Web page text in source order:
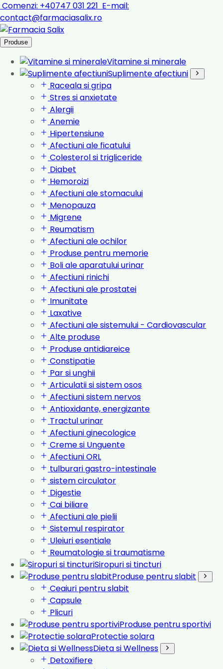
Comenzi: +40747 031 221 E-mail:
contact@farmaciasalix.ro
Produse
Vitamine si minerale
Suplimente afectiuni
Raceala si gripa
Stres si anxietate
Alergii
Anemie
Hipertensiune
Afectiuni ale ficatului
Colesterol si trigliceride
Diabet
Hemoroizi
Afectiuni ale stomacului
Menopauza
Migrene
Reumatism
Afectiuni ale ochilor
Produse pentru memorie
Boli ale aparatului urinar
Afectiuni rinichi
Afectiuni ale prostatei
Imunitate
Laxative
Afectiuni ale sistemului - Cardiovascular
Alte produse
Produse antidiareice
Constipatie
Par si unghii
Articulatii si sistem osos
Afectiuni sistem nervos
Antioxidante, energizante
Tractul urinar
Afectiuni ginecologice
Creme si Unguente
Afectiuni ORL
tulburari gastro-intestinale
sistem circulator
Digestie
Cai biliare
Afectiuni ale pielii
Sistemul respirator
Uleiuri esentiale
Reumatologie si traumatisme
Siropuri si tincturi
Produse pentru slabit
Ceaiuri pentru slabit
Capsule
Plicuri
Produse pentru sportivi
Protectie solara
Dieta si Wellness
Detoxifiere